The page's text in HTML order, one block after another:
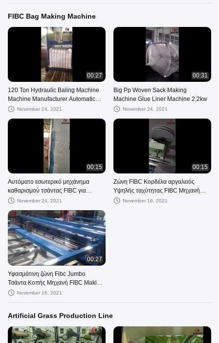
FIBC Bag Making Machine
00:27
120 Ton Hydraulic Baling Machine
Machine Manufacturer Automatic
Deep Drawing
November 24, 2021
00:31
Big Pp Woven Sack Making
Machine Glue Liner Machine 2,2kw
November 24, 2021
00:15
Αυτόματο εσωτερικό μηχάνημα
καθαρισμού τσάντας FIBC για
τσάντα κοντέινερ τσαντών 4kw
November 24, 2021
00:15
Ζώνη FIBC Κορδέλα αργαλειός
Υψηλής ταχύτητας FIBC Μηχανή
κατασκευής τσαντών Webbing
November 16, 2021
00:27
Υφασμάτινη ζώνη Fibc Jumbo
Τσάντα Κοπής Μηχανή FIBC Making
Machine
November 16, 2021
Artificial Grass Production Line